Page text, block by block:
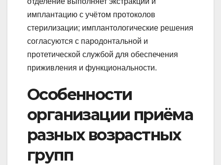
имплантацию с учётом протоколов
стерилизации; имплантологические решения
согласуются с пародонтальной и
протетической службой для обеспечения
приживления и функциональности.
Особенности
организации приёма
разных возрастных
групп